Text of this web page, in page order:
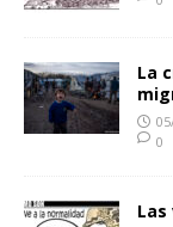
La
0
Las